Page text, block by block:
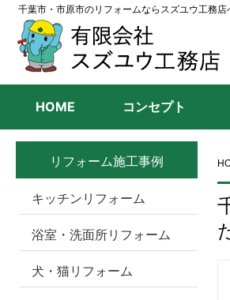
千葉市・市原市のリフォームならスズユウ工務店
HOME コンセプト
リフォーム施工事例
キッチンリフォーム
浴室・洗面所リフォーム
犬・猫リフォーム